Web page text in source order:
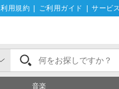
利用規約 ご利用ガイド サービ
音楽